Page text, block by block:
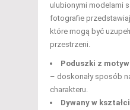
ulubionymi modelami
fotografie
które mogą być
przestrzeni.
Poduszki z
– doskonały sposób
charakteru.
Dywany w